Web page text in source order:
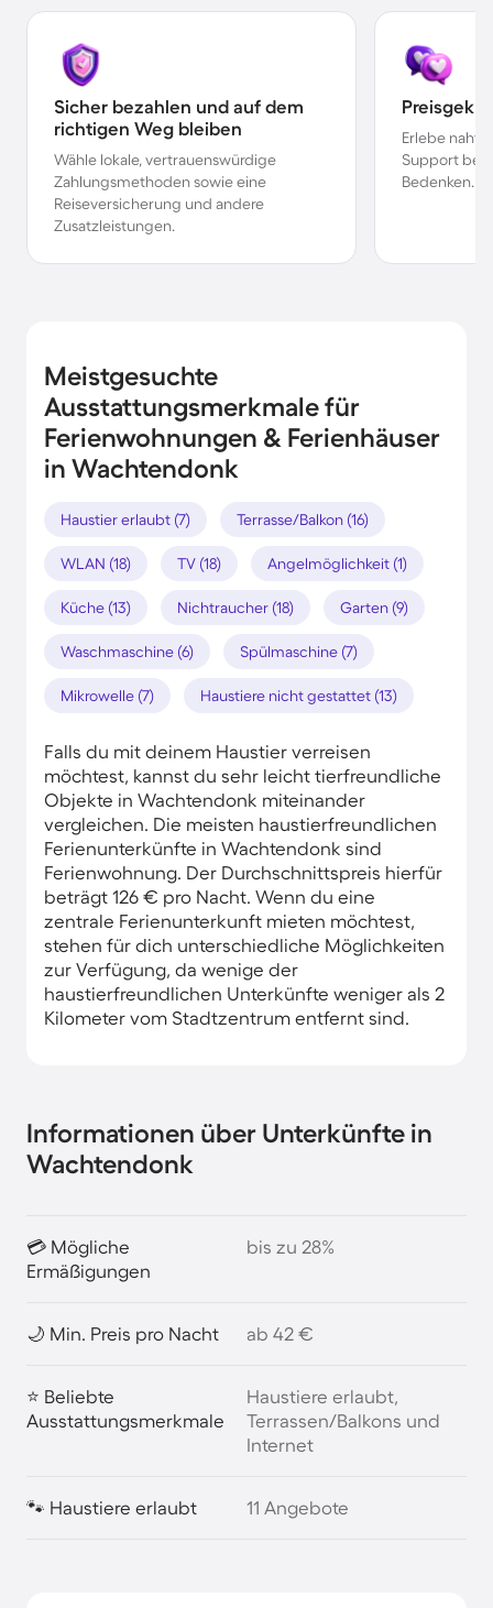
Sicher bezahlen und auf dem
richtigen Weg bleiben
Wähle lokale, vertrauenswürdige
Zahlungsmethoden sowie eine
Reiseversicherung und andere
Zusatzleistungen.
Erlebe
Support bei
Bedenken.
Meistgesuchte
Ausstattungsmerkmale für
Ferienwohnungen & Ferienhäuser
in Wachtendonk
Haustier erlaubt (7) Terrasse/Balkon (16)
WLAN (18) TV (18) Angelmöglichkeit (1)
Küche (13) Nichtraucher (18) Garten (9)
Waschmaschine (6) Spülmaschine (7)
Mikrowelle (7) Haustiere nicht gestattet (13)
Falls du mit deinem Haustier verreisen
möchtest, kannst du sehr leicht tierfreundliche
Objekte in Wachtendonk miteinander
vergleichen. Die meisten haustierfreundlichen
Ferienunterkünfte in Wachtendonk sind
Ferienwohnung. Der Durchschnittspreis hierfür
beträgt 126 € pro Nacht. Wenn du eine
zentrale Ferienunterkunft mieten möchtest,
stehen für dich unterschiedliche Möglichkeiten
zur Verfügung, da wenige der
haustierfreundlichen Unterkünfte weniger als 2
Kilometer vom Stadtzentrum entfernt sind.
Informationen über Unterkünfte in
Wachtendonk
💳 Mögliche
Ermäßigungen
bis zu 28%
🌙 Min. Preis pro Nacht ab 42 €
⭐ Beliebte
Ausstattungsmerkmale
Haustiere erlaubt,
Terrassen/Balkons und
Internet
🐾 Haustiere erlaubt 11 Angebote